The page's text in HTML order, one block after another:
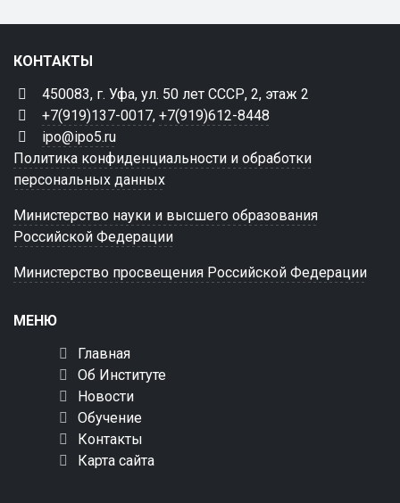
КОНТАКТЫ
450083, г. Уфа, ул. 50 лет СССР, 2, этаж 2
+7(919)137-0017, +7(919)612-8448
ipo@ipo5.ru
Политика конфиденциальности и обработки
персональных данных
Министерство науки и высшего образования
Российской Федерации
Министерство просвещения Российской Федерации
МЕНЮ
Главная
Об Институте
Новости
Обучение
Контакты
Карта сайта